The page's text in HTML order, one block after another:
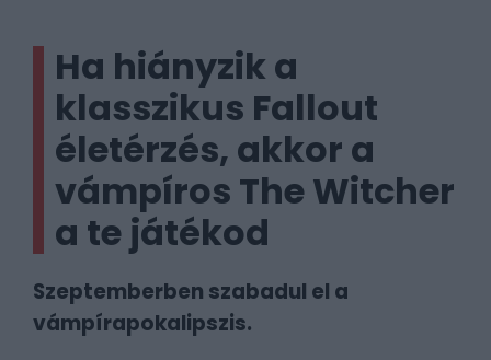
Ha hiányzik a
klasszikus Fallout
életérzés, akkor a
vámpíros The Witcher
a te játékod
Szeptemberben szabadul el a
vámpírapokalipszis.